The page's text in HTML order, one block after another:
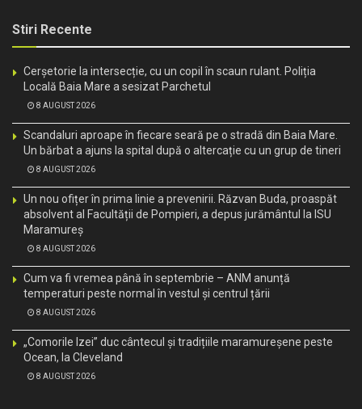
Stiri Recente
Cerșetorie la intersecție, cu un copil în scaun rulant. Poliția
Locală Baia Mare a sesizat Parchetul
8 AUGUST 2026
Scandaluri aproape în fiecare seară pe o stradă din Baia Mare.
Un bărbat a ajuns la spital după o altercație cu un grup de tineri
8 AUGUST 2026
Un nou ofițer în prima linie a prevenirii. Răzvan Buda, proaspăt
absolvent al Facultății de Pompieri, a depus jurământul la ISU
Maramureș
8 AUGUST 2026
Cum va fi vremea până în septembrie – ANM anunță
temperaturi peste normal în vestul și centrul țării
8 AUGUST 2026
„Comorile Izei” duc cântecul și tradițiile maramureșene peste
Ocean, la Cleveland
8 AUGUST 2026